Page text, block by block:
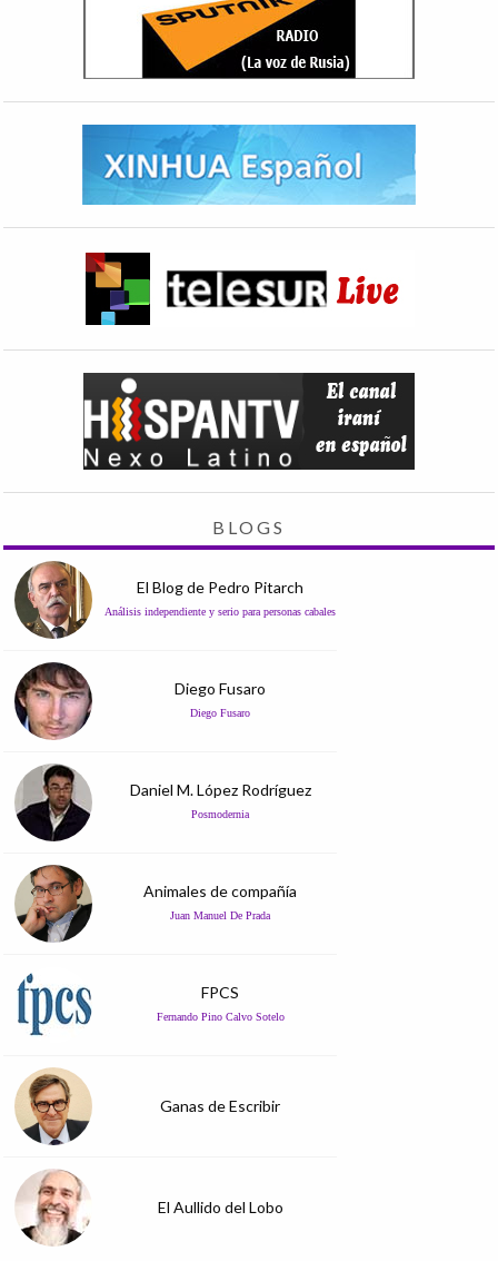
BLOGS
El Blog de Pedro Pitarch
Análisis independiente y serio para personas cabales
Diego Fusaro
Diego Fusaro
Daniel M. López Rodríguez
Posmodernia
Animales de compañía
Juan Manuel De Prada
FPCS
Fernando Pino Calvo Sotelo
Ganas de Escribir
El Aullido del Lobo